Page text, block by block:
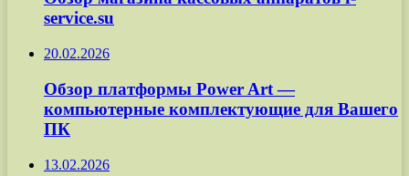
service.su
20.02.2026
Обзор платформы Power Art —
компьютерные комплектующие для Вашего
ПК
13.02.2026